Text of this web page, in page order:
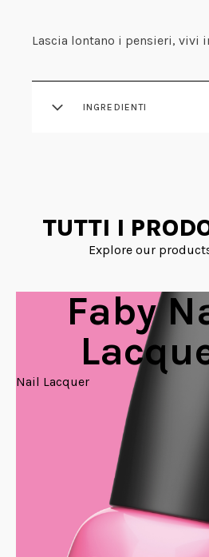
Lascia lontano i pensieri, vivi
INGREDIENTI
TUTTI I
Explore our
Faby
Nail Lacquer